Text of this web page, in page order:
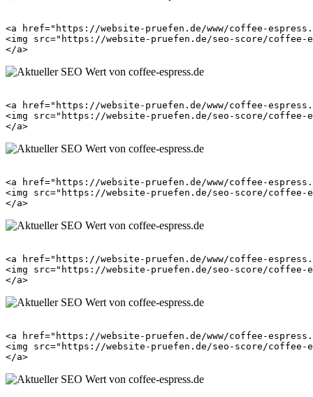
<a href="https://website-pruefen.de/www/coffee-
<img src="https://website-pruefen.de/seo-score/coffee-
<a href="https://website-pruefen.de/www/coffee-
<img src="https://website-pruefen.de/seo-score/coffee-
<a href="https://website-pruefen.de/www/coffee-
<img src="https://website-pruefen.de/seo-score/coffee-
<a href="https://website-pruefen.de/www/coffee-
<img src="https://website-pruefen.de/seo-score/coffee-
<a href="https://website-pruefen.de/www/coffee-
<img src="https://website-pruefen.de/seo-score/coffee-